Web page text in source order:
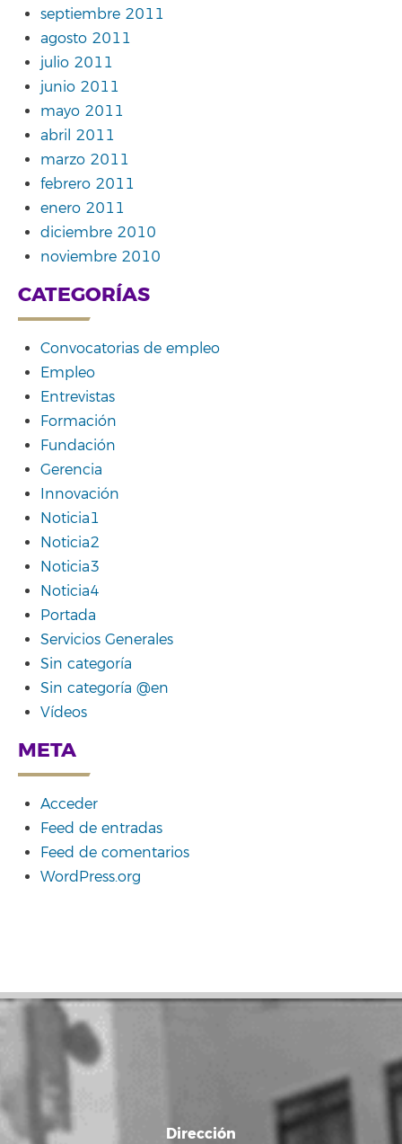
septiembre 2011
agosto 2011
julio 2011
junio 2011
mayo 2011
abril 2011
marzo 2011
febrero 2011
enero 2011
diciembre 2010
noviembre 2010
CATEGORÍAS
Convocatorias de empleo
Empleo
Entrevistas
Formación
Fundación
Gerencia
Innovación
Noticia1
Noticia2
Noticia3
Noticia4
Portada
Servicios Generales
Sin categoría
Sin categoría @en
Vídeos
META
Acceder
Feed de entradas
Feed de comentarios
WordPress.org
Dirección